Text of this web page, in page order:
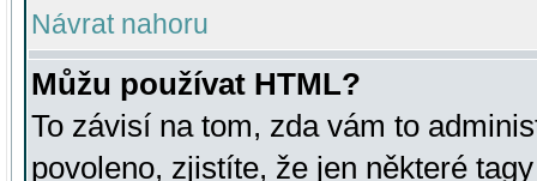
Návrat nahoru
Můžu používat HTML?
To závisí na tom, zda vám to
povoleno, zjistíte, že jen některé